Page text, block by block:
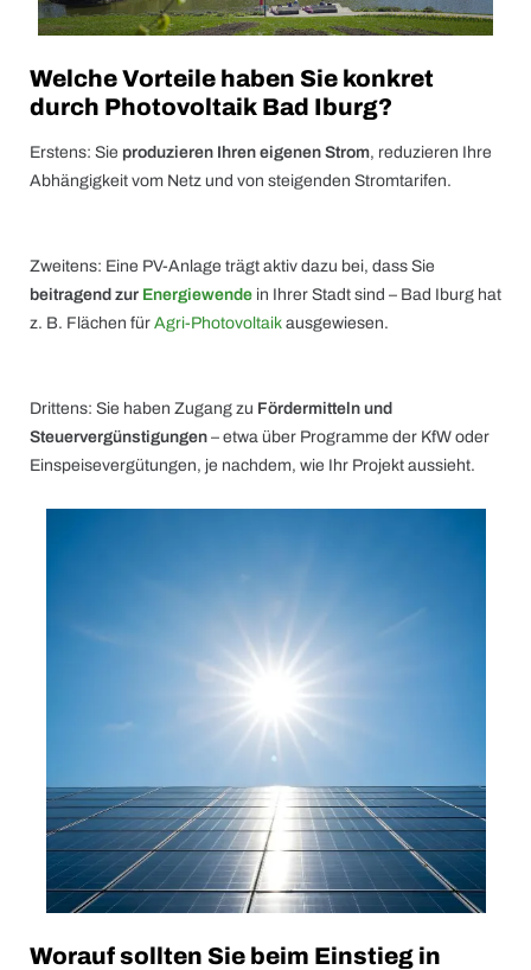
Welche Vorteile haben Sie konkret
durch Photovoltaik Bad Iburg?
Erstens: Sie produzieren Ihren eigenen Strom, reduzieren Ihre
Abhängigkeit vom Netz und von steigenden Stromtarifen.
Zweitens: Eine PV-Anlage trägt aktiv dazu bei, dass Sie
beitragend zur Energiewende in Ihrer Stadt sind – Bad Iburg hat
z. B. Flächen für Agri-Photovol taik ausgewiesen.
Drittens: Sie haben Zugang zu Fördermitteln und
Steuervergünsti­gungen – etwa über Programme der KfW oder
Einspeisevergütungen, je nachdem, wie Ihr Projekt aussieht.
Worauf sollten Sie beim Einstieg in